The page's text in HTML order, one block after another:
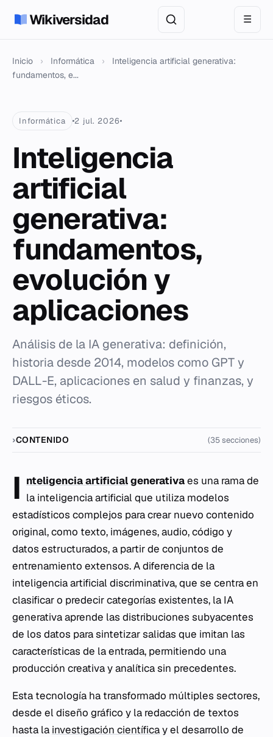
Wikiversidad ☰
Inicio › Informática ›
Inteligencia artificial generativa:
fundamentos, e...
Informática 2 jul. 2026
Inteligencia
artificial
generativa:
fundamentos,
evolución y
aplicaciones
Análisis de la IA generativa: definición,
historia desde 2014, modelos como GPT y
DALL-E, aplicaciones en salud y finanzas, y
riesgos éticos.
CONTENIDO (35 secciones)
I nteligencia artificialgenerativaes una rama de
la inteligencia artificial que utiliza modelos
estadísticos complejos para crear nuevo contenido
original, como texto, imágenes, audio, código y
datos estructurados, a partir de conjuntos de
entrenamiento extensos. A diferencia de la
inteligencia artificial discriminativa, que se centra en
clasificar o predecir categorías existentes, la IA
generativa aprende las distribuciones subyacentes
de los datos para sintetizar salidas que imitan las
características de la entrada, permitiendo una
producción creativa y analítica sin precedentes.
Esta tecnología ha transformado múltiples sectores,
desde el diseño gráfico y la redacción de textos
hasta la investigación científicay el desarrollo de